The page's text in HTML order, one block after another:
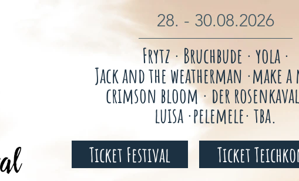
28. - 30.08.2026
Frytz · Bruchbude · yola ·
Jack and the weatherman ·make a
crimson bloom · der
luisa ·pelemele· tba.
Ticket Festival Ticket